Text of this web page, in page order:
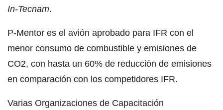
In-Tecnam.
P-Mentor es el avión aprobado para IFR con el
menor consumo de combustible y emisiones de
CO2, con hasta un 60% de reducción de emisiones
en comparación con los competidores IFR.
Varias Organizaciones de Capacitación